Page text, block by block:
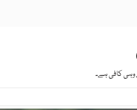
وہی کافی ہے۔